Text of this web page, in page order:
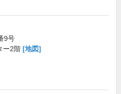
9号
ー2階 [地図]